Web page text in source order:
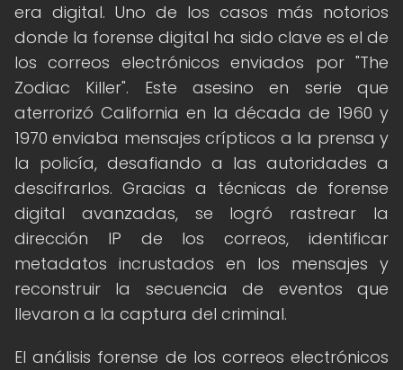
era digital. Uno de los casos más notorios
donde la forense digital ha sido clave es el de
los correos electrónicos enviados por "The
Zodiac Killer". Este asesino en serie que
aterrorizó California en la década de 1960 y
1970 enviaba mensajes crípticos a la prensa y
la policía, desafiando a las autoridades a
descifrarlos. Gracias a técnicas de forense
digital avanzadas, se logró rastrear la
dirección IP de los correos, identificar
metadatos incrustados en los mensajes y
reconstruir la secuencia de eventos que
llevaron a la captura del criminal.
El análisis forense de los correos electrónicos